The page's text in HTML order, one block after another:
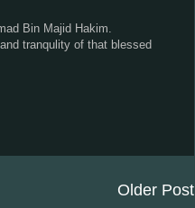
Bin Majid Hakim.
tranqulity of that blessed
Older Post